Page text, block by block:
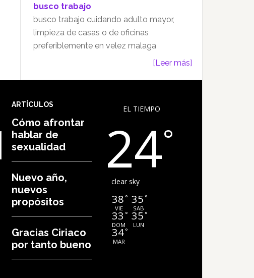
busco trabajo
busco trabajo cuidando adulto mayor,
limpieza de casas o de oficinas
preferiblemente en velez malaga
[Leer más]
ARTÍCULOS
Cómo afrontar
hablar de
sexualidad
Nuevo año,
nuevos
propósitos
Gracias Ciriaco
por tanto bueno
EL TIEMPO
24°
clear sky
38 °
VIE
35 °
SAB
33 °
DOM
35°
LUN
34°
MAR